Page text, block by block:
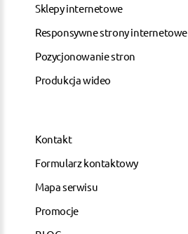
Sklepy internetowe
Responsywne strony internetowe
Pozycjonowanie stron
Produkcja wideo
Kontakt
Formularz kontaktowy
Mapa serwisu
Promocje